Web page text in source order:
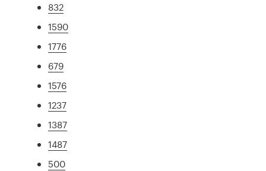
832
1590
1776
679
1576
1237
1387
1487
500